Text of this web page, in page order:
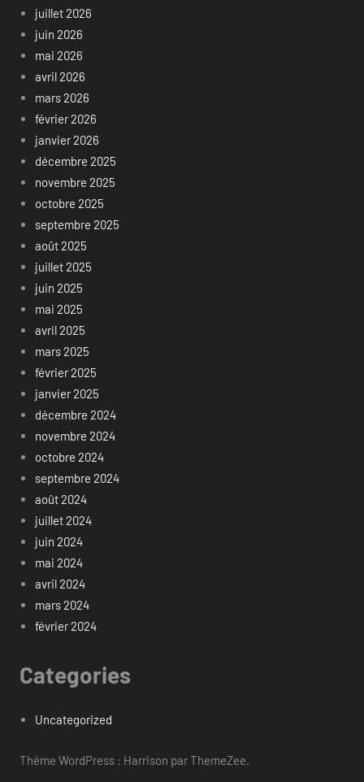
juillet 2026
juin 2026
mai 2026
avril 2026
mars 2026
février 2026
janvier 2026
décembre 2025
novembre 2025
octobre 2025
septembre 2025
août 2025
juillet 2025
juin 2025
mai 2025
avril 2025
mars 2025
février 2025
janvier 2025
décembre 2024
novembre 2024
octobre 2024
septembre 2024
août 2024
juillet 2024
juin 2024
mai 2024
avril 2024
mars 2024
février 2024
Categories
Uncategorized
Thème WordPress : Harrison par ThemeZee.